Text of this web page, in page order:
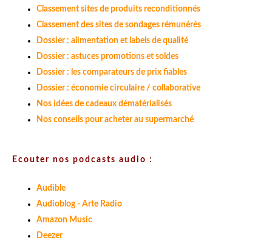
Classement sites de produits reconditionnés
Classement des sites de sondages rémunérés
Dossier : alimentation et labels de qualité
Dossier : astuces promotions et soldes
Dossier : les comparateurs de prix fiables
Dossier : économie circulaire / collaborative
Nos idées de cadeaux dématérialisés
Nos conseils pour acheter au supermarché
Ecouter nos podcasts audio :
Audible
Audioblog - Arte Radio
Amazon Music
Deezer